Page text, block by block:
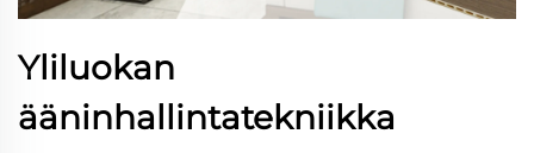
Yliluokan
ääninhallintatekniikka